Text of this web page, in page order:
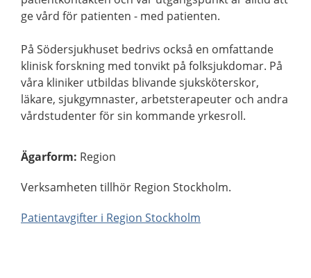
ge vård för patienten - med patienten.
På Södersjukhuset bedrivs också en omfattande
klinisk forskning med tonvikt på folksjukdomar. På
våra kliniker utbildas blivande sjuksköterskor,
läkare, sjukgymnaster, arbetsterapeuter och andra
vårdstudenter för sin kommande yrkesroll.
Ägarform: Region
Verksamheten tillhör Region Stockholm.
Patientavgifter i Region Stockholm